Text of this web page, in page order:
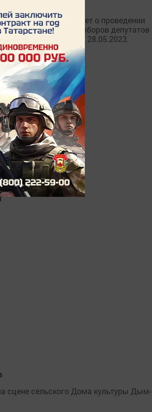
информирует о проведении
и дополнительных выборов депутатов
назначенных на 28.05.2023.
случай.
сцене сельского Дома культуры Дым-